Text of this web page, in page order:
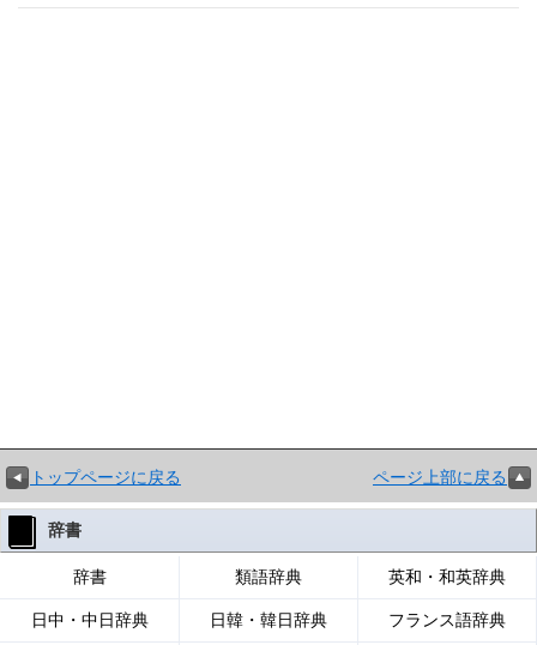
トップページに戻る ページ上部に戻る
辞書
辞書 類語辞典 英和・和英辞典
日中・中日辞典 日韓・韓日辞典 フランス語辞典